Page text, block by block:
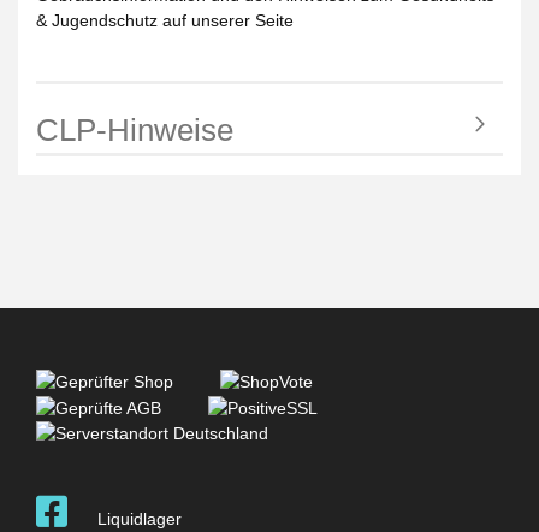
& Jugendschutz auf unserer Seite
CLP-Hinweise
Liquidlager